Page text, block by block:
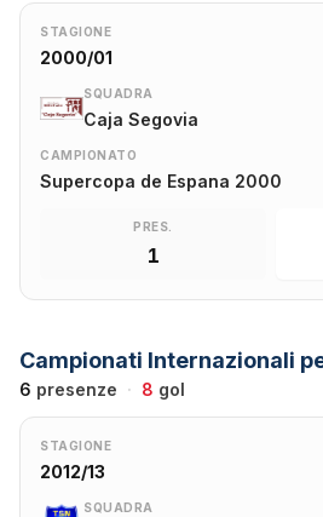
STAGIONE
2000/01
SQUADRA
Caja Segovia
CAMPIONATO
Supercopa de Espana 2000
PRES.
1
Campionati Internazionali
6 presenze · 8 gol
STAGIONE
2012/13
SQUADRA